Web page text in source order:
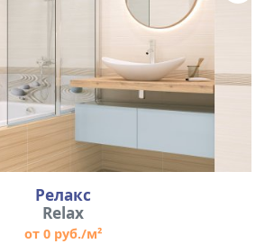
Релакс
Relax
от 0 руб./м²